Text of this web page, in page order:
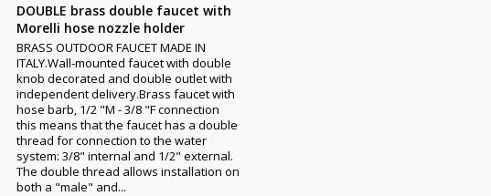
DOUBLE brass double faucet with
Morelli hose nozzle holder
BRASS OUTDOOR FAUCET MADE IN
ITALY.Wall-mounted faucet with double
knob decorated and double outlet with
independent delivery.Brass faucet with
hose barb, 1/2 "M - 3/8 "F connection
this means that the faucet has a double
thread for connection to the water
system: 3/8" internal and 1/2" external.
The double thread allows installation on
both a "male" and...